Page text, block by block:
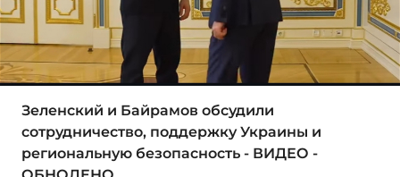
Зеленский и Байрамов обсудили
сотрудничество, поддержку Украины и
региональную безопасность - ВИДЕО -